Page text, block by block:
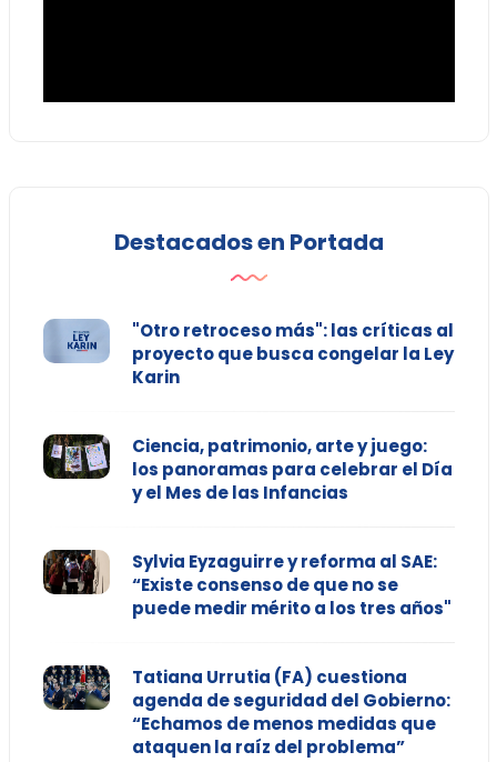
Destacados en Portada
"Otro retroceso más": las críticas al
proyecto que busca congelar la Ley
Karin
Ciencia, patrimonio, arte y juego:
los panoramas para celebrar el Día
y el Mes de las Infancias
Sylvia Eyzaguirre y reforma al SAE:
“Existe consenso de que no se
puede medir mérito a los tres años"
Tatiana Urrutia (FA) cuestiona
agenda de seguridad del Gobierno:
“Echamos de menos medidas que
ataquen la raíz del problema”